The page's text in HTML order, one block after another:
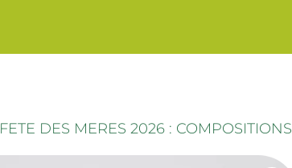
FETE DES MERES 2026 : COMPOSITIONS